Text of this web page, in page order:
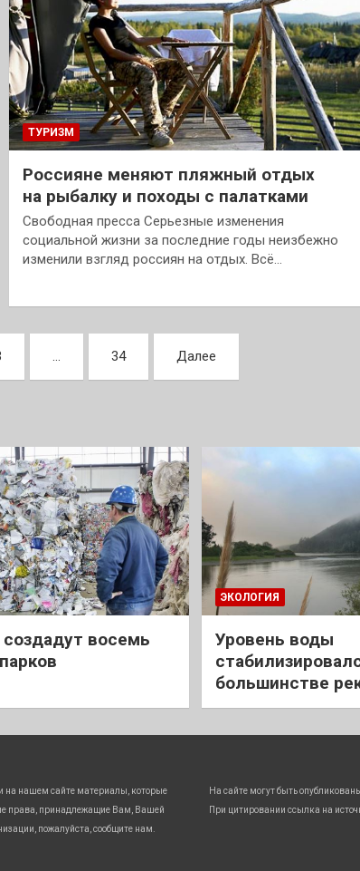
ТУРИЗМ
Россияне меняют пляжный отдых
на рыбалку и походы с палатками
Свободная пресса Серьезные изменения
социальной жизни за последние годы неизбежно
изменили взгляд россиян на отдых. Всё…
… 34 Далее
восемь
ЭКОЛОГИЯ
Уровень воды
большинстве
на нашем сайте материалы, которые
права, принадлежащие Вам, Вашей
пожалуйста, сообщите нам.
На сайте могут быть
При цитировании ссылка на